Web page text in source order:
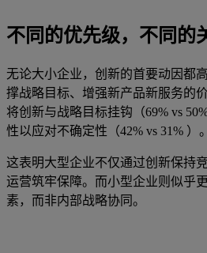
不同的优先级，不同的
无论大小企业，创新的首要动因都
撑战略目标、增强新产品新服务的
将创新与战略目标挂钩（69% vs
性以应对不确定性（42% vs 31% ）。
这表明大型企业不仅通过创新保持
运营筑牢保障。而小型企业则似乎
素，而非内部战略协同。